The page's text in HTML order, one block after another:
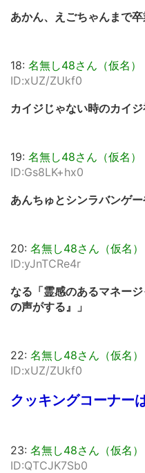
あかん、えごちゃんまで
18: 名無し48さん（仮名）
ID:xUZ/ZUkf0
カイジじゃない時のカイ
19: 名無し48さん（仮名）
ID:Gs8LK+hx0
あんちゅとシンラバンゲ
20: 名無し48さん（仮名）
ID:yJnTCRe4r
なる「霊感のあるマネー
の声がする』」
22: 名無し48さん（仮名）
ID:xUZ/ZUkf0
クッキングコーナー
23: 名無し48さん（仮名）
ID:QTCJK7Sb0